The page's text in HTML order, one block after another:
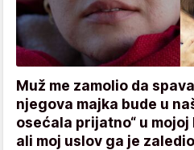
Muž me zamolio da
njegova majka bude u
osećala prijatno“ u
ali moj uslov ga je zaledio